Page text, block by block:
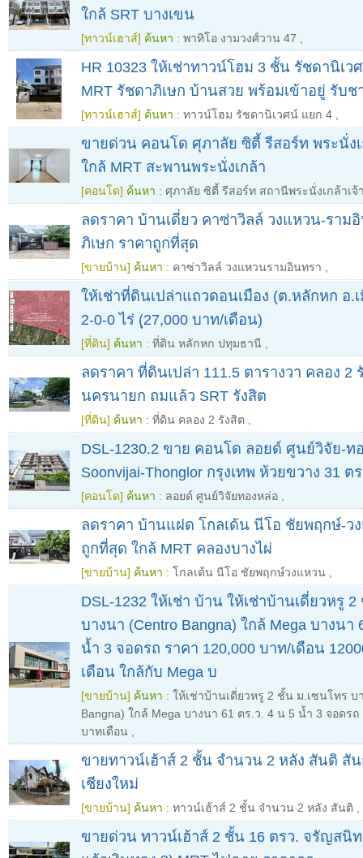
ใกล้ SRT บางเขน
[ทาวน์เฮาส์] ค้นหา : พาทิโอ งามวงศ์วาน 47
HR 10323 ให้เช่าทาวน์โฮม 3 ชั้น รัชดานิเว
MRT รัชดาภิเษก บ้านสวย พร้อมเข้าอยู่ รับช
[ทาวน์เฮาส์] ค้นหา : ทาวน์โฮม รัชดานิเวศน์ แยก 4
ขายด่วน คอนโด ศุภาลัย ซิตี้ รีสอร์ท พระนั่งเ
ใกล้ MRT สะพานพระนั่งเกล้า
[คอนโด] ค้นหา : ศุภาลัย ซิตี้ รีสอร์ท สถานีพระนั่งเกล้าเจ้
ลดราคา บ้านเดี่ยว คาซ่าวิลล์ วงแหวน-ราม
ภิเษก ราคาถูกที่สุด
[ขายบ้าน] ค้นหา : คาซ่าวิลล์ วงแหวนรามอินทรา
ให้เช่าที่ดินเปล่าแถวดอนเมือง (ต.หลักหก อ.
2-0-0 ไร่ (ุ27,000 บาท/เดือน)
[ที่ดิน] ค้นหา : ที่ดิน หลักหก ปทุมธานี
ลดราคา ที่ดินเปล่า 111.5 ตารางวา คลอง 2
นครนายก ถมแล้ว SRT รังสิต
[ที่ดิน] ค้นหา : ที่ดิน คลอง 2 รังสิต
DSL-1230.2 ขาย คอนโด ลอยด์ ศูนย์วิจัย-ท
Soonvijai-Thonglor กรุงเทพ ห้วยขวาง 31 ต
[คอนโด] ค้นหา : ลอยด์ ศูนย์วิจัยทองหล่อ
ลดราคา บ้านแฝด โกลเด้น นีโอ ชัยพฤกษ์-ว
ถูกที่สุด ใกล้ MRT คลองบางไผ่
[ขายบ้าน] ค้นหา : โกลเด้น นีโอ ชัยพฤกษ์วงแหวน
DSL-1232 ให้เช่า บ้าน ให้เช่าบ้านเดี่ยวหรู
บางนา (Centro Bangna) ใกล้ Mega บางนา
น้ำ 3 จอดรถ ราคา 120,000 บาท/เดือน
เดือน ใกล้กับ Mega บ
[ขายบ้าน] ค้นหา : ให้เช่าบ้านเดี่ยวหรู 2 ชั้น ม.เซนโทร บ
Bangna) ใกล้ Mega บางนา 61 ตร.ว. 4 น 5 น้ำ 3 จอดรถ
บาทเดือน
ขายทาวน์เฮ้าส์ 2 ชั้น จำนวน 2 หลัง สันติ สั
เชียงใหม่
[ขายบ้าน] ค้นหา : ทาวน์เฮ้าส์ 2 ชั้น จำนวน 2 หลัง สันติ
ขายด่วน ทาวน์เฮ้าส์ 2 ชั้น 16 ตรว. จรัญสนิ